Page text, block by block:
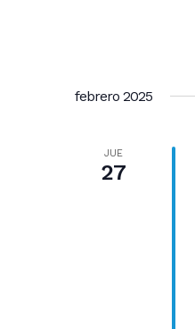
febrero 2025
JUE
27